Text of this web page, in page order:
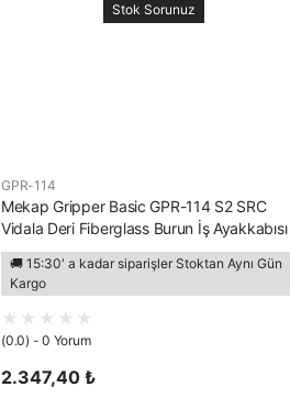
Stok Sorunuz
GPR-114
Mekap Gripper Basic GPR-114 S2 SRC
Vidala Deri Fiberglass Burun İş Ayakkabısı
🚚 15:30' a kadar siparişler Stoktan Aynı Gün
Kargo
(0.0) - 0 Yorum
2.347,40 ₺